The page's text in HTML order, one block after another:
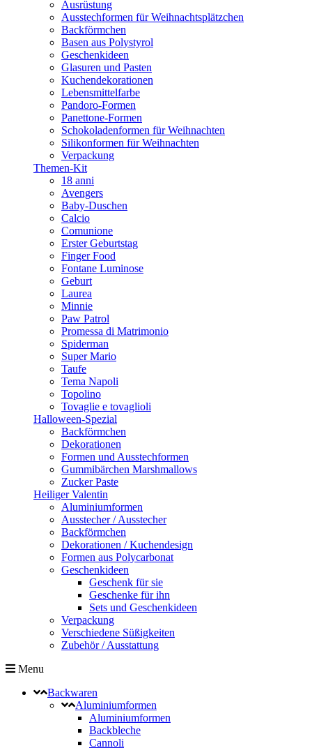
Ausrüstung
Ausstechformen für Weihnachtsplätzchen
Backförmchen
Basen aus Polystyrol
Geschenkideen
Glasuren und Pasten
Kuchendekorationen
Lebensmittelfarbe
Pandoro-Formen
Panettone-Formen
Schokoladenformen für Weihnachten
Silikonformen für Weihnachten
Verpackung
Themen-Kit
18 anni
Avengers
Baby-Duschen
Calcio
Comunione
Erster Geburtstag
Finger Food
Fontane Luminose
Geburt
Laurea
Minnie
Paw Patrol
Promessa di Matrimonio
Spiderman
Super Mario
Taufe
Tema Napoli
Topolino
Tovaglie e tovaglioli
Halloween-Spezial
Backförmchen
Dekorationen
Formen und Ausstechformen
Gummibärchen Marshmallows
Zucker Paste
Heiliger Valentin
Aluminiumformen
Ausstecher / Ausstecher
Backförmchen
Dekorationen / Kuchendesign
Formen aus Polycarbonat
Geschenkideen
Geschenk für sie
Geschenke für ihn
Sets und Geschenkideen
Verpackung
Verschiedene Süßigkeiten
Zubehör / Ausstattung
Menu
Backwaren
Aluminiumformen
Aluminiumformen
Backbleche
Cannoli